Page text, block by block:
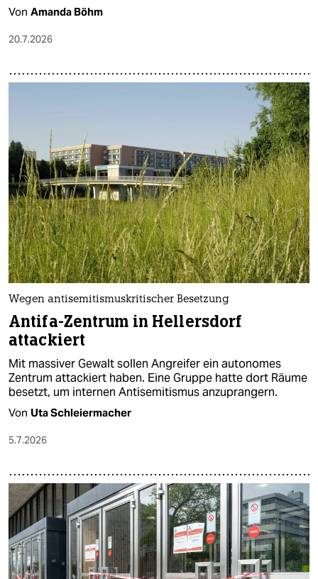
Von Amanda Böhm
20.7.2026
Wegen antisemitismuskritischer Besetzung
Antifa-Zentrum in Hellersdorf
attackiert
Mit massiver Gewalt sollen Angreifer ein autonomes
Zentrum attackiert haben. Eine Gruppe hatte dort Räume
besetzt, um internen Antisemitismus anzuprangern.
Von Uta Schleiermacher
5.7.2026